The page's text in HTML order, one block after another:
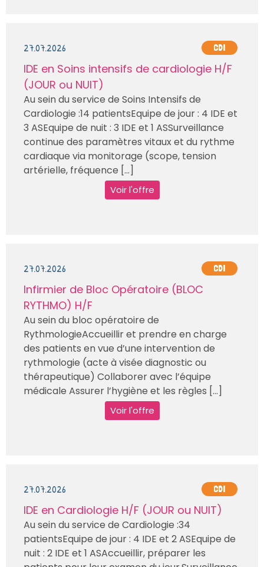
27.07.2026 CDI
IDE en Soins intensifs de cardiologie H/F
(JOUR ou NUIT)
Au sein du service de Soins Intensifs de
Cardiologie :14 patientsEquipe de jour : 4 IDE et
3 ASEquipe de nuit : 3 IDE et 1 ASSurveillance
continue des paramètres vitaux et du rythme
cardiaque via monitorage (scope, tension
artérielle, fréquence [...]
Voir l'offre
27.07.2026 CDI
Infirmier de Bloc Opératoire (BLOC
RYTHMO) H/F
Au sein du bloc opératoire de
RythmologieAccueillir et prendre en charge
des patients en vue d’une intervention de
rythmologie (acte à visée diagnostic ou
thérapeutique) Collaborer avec l’équipe
médicale Assurer l’hygiène et les règles [...]
Voir l'offre
27.07.2026 CDI
IDE en Cardiologie H/F (JOUR ou NUIT)
Au sein du service de Cardiologie :34
patientsEquipe de jour : 4 IDE et 2 ASEquipe de
nuit : 2 IDE et 1 ASAccueillir, préparer les